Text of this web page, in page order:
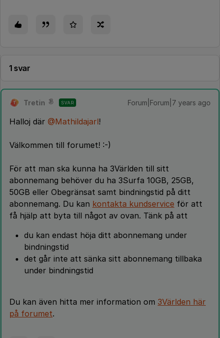
1 svar
T Tretin SVAR Forum|Forum|7 years ago
Halloj där @Mathildajarl!
Välkommen till forumet! :-)
För att man ska kunna ha 3Världen till sitt
abonnemang behöver du ha 3Surfa 10GB, 25GB,
50GB eller Obegränsat samt bindningstid på ditt
abonnemang. Du kan kontakta kundservice för att
få hjälp att byta till något av ovan. Tänk på att
du kan endast höja ditt abonnemang under
bindningstid
det går inte att sänka sitt abonnemang tillbaka
under bindningstid
Du kan även hitta mer information om 3Världen här
på forumet.